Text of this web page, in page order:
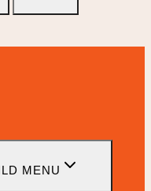
MENU